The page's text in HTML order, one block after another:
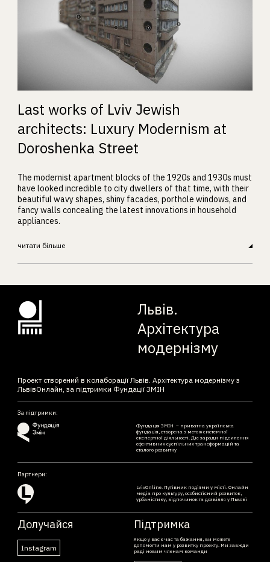
Last works of Lviv Jewish
architects: Luxury Modernism at
Doroshenka Street
The modernist apartment blocks of the 1920s and 1930s must
have looked incredible to city dwellers of that time, with their
beautiful wavy shapes, shiny facades, porthole windows, and
fancy walls concealing the latest innovations in household
appliances.
читати більше
Львів.
Архітектура
модернізму
Проект створений в колаборації Львів. Архітектура модернізму з
ЛьвівОнлайн, за підтримки Фундації ЗМІН
За підтримки:
Фундація ЗМІН – приватна українська
фундація, створена з метою системної
експертної діяльності. Діє заради підсилення
ефективних суспільних трансформацій та
сталого розвитку
Партнери:
LvivOnline. Путівник подіями у місті. Онлайн
медіа про культуру, особистісний розвиток,
урбаністику, відпочинок та дозвілля у Львові
Долучайся
Instagram
Підтримка
Якщо у вас є час та бажання, ви можете
допомогти нам у розвитку проекту. Ми завжди
раді новим членам команди